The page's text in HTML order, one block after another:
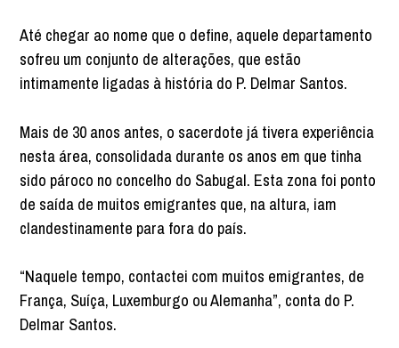
Até chegar ao nome que o define, aquele departamento
sofreu um conjunto de alterações, que estão
intimamente ligadas à história do P. Delmar Santos.
Mais de 30 anos antes, o sacerdote já tivera experiência
nesta área, consolidada durante os anos em que tinha
sido pároco no concelho do Sabugal. Esta zona foi ponto
de saída de muitos emigrantes que, na altura, iam
clandestinamente para fora do país.
“Naquele tempo, contactei com muitos emigrantes, de
França, Suíça, Luxemburgo ou Alemanha”, conta do P.
Delmar Santos.